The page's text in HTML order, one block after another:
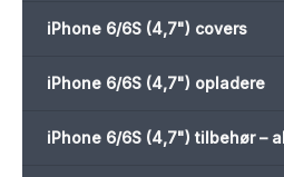
iPhone 6/6S (4,7") covers
iPhone 6/6S (4,7") opladere
iPhone 6/6S (4,7") tilbehør –